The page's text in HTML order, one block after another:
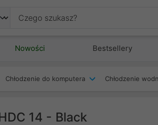
Nowości Bestsellery
Chłodzenie do komputera Chłodzenie
14 - Black